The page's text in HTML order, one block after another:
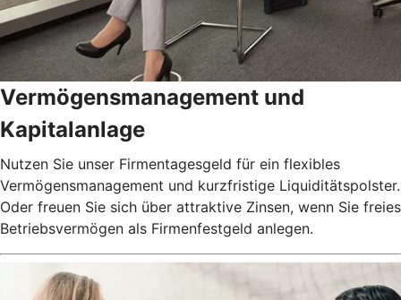
Vermögensmanagement und
Kapitalanlage
Nutzen Sie unser Firmentagesgeld für ein flexibles
Vermögensmanagement und kurzfristige Liquiditätspolster.
Oder freuen Sie sich über attraktive Zinsen, wenn Sie freies
Betriebsvermögen als Firmenfestgeld anlegen.